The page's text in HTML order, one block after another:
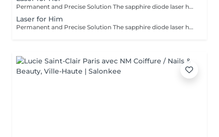
Permanent and Precise Solution The sapphire diode laser hair removal is an effective and long-lasting method for permanently removing hair. This treatment uses a light beam that targets the melanin in hair follicles, offering lasting results and a significant reduction in regrowth. The sapphire diode laser is known for its precision, speed, and comfort, thanks to a skin cooling system. It is ideal for areas such as the face, legs, underarms, or bikini line, leaving your skin smooth, silky, and hair-free. Before booking your appointment, please review our appointment policy on the homepage.
Laser for Him
Permanent and Precise Solution The sapphire diode laser hair removal is an effective and long-lasting method for permanently removing hair. This treatment uses a light beam that targets the melanin in hair follicles, offering lasting results and a significant reduction in regrowth. The sapphire diode laser is known for its precision, speed, and comfort, thanks to a skin cooling system. It is ideal for areas such as the face, legs, underarms, or bikini line, leaving your skin smooth, silky, and hair-free. Before booking your appointment, please review our appointment policy on the homepage.